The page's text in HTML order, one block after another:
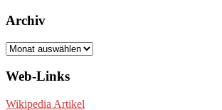
Archiv
Archiv
Web-Links
Wikipedia Artikel